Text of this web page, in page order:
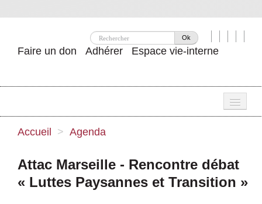
Ok
Faire un don Adhérer Espace vie-interne
Nos idées
Accueil > Agenda
Attac Marseille - Rencontre débat
« Luttes Paysannes et Transition »